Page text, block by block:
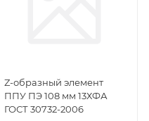
Z-образный элемент
ППУ ПЭ 108 мм 13ХФА
ГОСТ 30732-2006